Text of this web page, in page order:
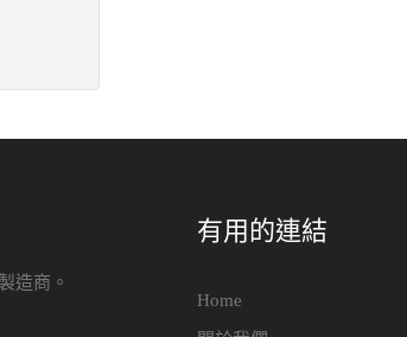
造商。
有用的連結
Home